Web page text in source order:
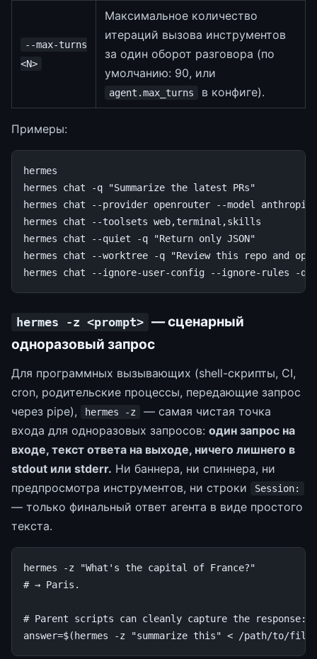
--max-turns
<N>
Максимальное количество
итераций вызова инструментов
за один оборот разговора (по
умолчанию: 90, или
agent.max_turns в конфиге).
Примеры:
hermes
hermes
chat -q
"Summarize the latest PRs"
hermes
chat --provider openrouter --model
hermes
chat --toolsets web,terminal,skills
hermes
chat --quiet -q
"Return only JSON"
hermes
chat --worktree -q
"Review this repo and
hermes
chat --ignore-user-config --ignore-rules -q
hermes -z <prompt> — сценарный
одноразовый запрос
Для программных вызывающих (shell-скрипты, CI,
cron, родительские процессы, передающие запрос
через pipe),
hermes -z
— самая чистая точка
входа для одноразовых запросов: один запрос на
входе, текст ответа на выходе, ничего лишнего в
stdout или stderr. Ни баннера, ни спиннера, ни
предпросмотра инструментов, ни строки
Session:
— только финальный ответ агента в виде простого
текста.
hermes -z
"What's the capital of France?"
# → Paris.
# Parent scripts can cleanly capture the response:
answer=$( hermes -z "summarize this" < /path/to/